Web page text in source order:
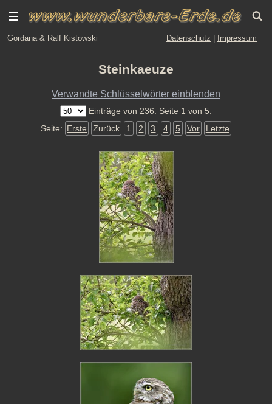
Gordana & Ralf Kistowski Datenschutz Impressum
Steinkaeuze
Verwandte Schlüsselwörter einblenden
Einträge von 236. Seite 1 von 5.
Seite: Erste Zurück 1 2 3 4 5 Vor Letzte